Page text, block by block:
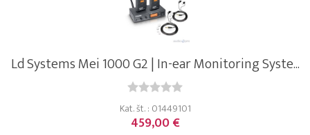
Ld Systems Mei 1000 G2 | In-ear Monitoring Syste...
Kat. št. : 01449101
459,00 €